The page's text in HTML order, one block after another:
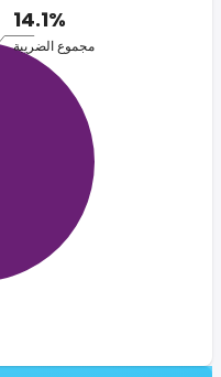
14.1%
مجموع الضريبة